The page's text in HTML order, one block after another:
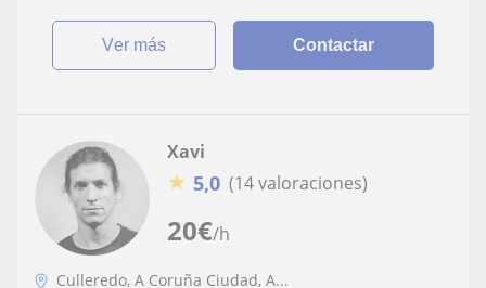
ver más Contactar
20€/h
Xavi
★ 5,0 (14 valoraciones)
Culleredo, A Coruña Ciudad, A...